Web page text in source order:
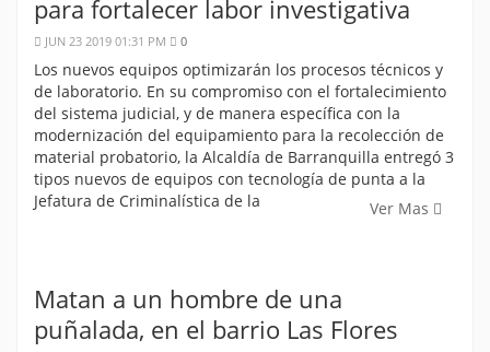
para fortalecer labor investigativa
JUN 23 2019 01:31 PM 0
Los nuevos equipos optimizarán los procesos técnicos y
de laboratorio. En su compromiso con el fortalecimiento
del sistema judicial, y de manera específica con la
modernización del equipamiento para la recolección de
material probatorio, la Alcaldía de Barranquilla entregó 3
tipos nuevos de equipos con tecnología de punta a la
Jefatura de Criminalística de la
Ver Mas
Matan a un hombre de una
puñalada, en el barrio Las Flores